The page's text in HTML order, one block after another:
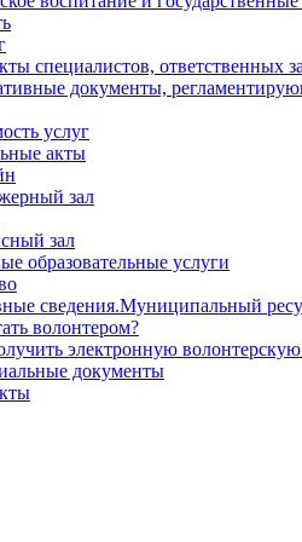
специалистов, ответственных
документы,
услуг
акты
зал
зал
образовательные услуги
сведения.Муниципальный
волонтером?
электронную
документы